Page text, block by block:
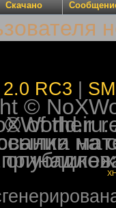
Скачано
RC3
©
© 2009-2026 NoXWorld.ru. All
использовании
на форуме